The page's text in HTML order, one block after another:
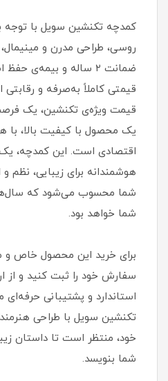
کمدچه تکنشین سویل با
روسی، طراحی مدرن و
ضمانت ۲ ساله و بیمه‌ی
قیمتی کاملاً به‌صرفه و
قیمت ویژه‌ی تکنشین، یک
یک محصول با کیفیت بالا، با
اقتصادی است. این کمدچه،
هوشمندانه برای زیبایی، نظم
شما محسوب می‌شود که سال‌ها
شما خواهد بود.
برای خرید این محصول خاص و
سفارش خود را ثبت کنید و از
استاندارد و پشتیبانی
تکنشین سویل با طراحی
خود، منتظر است تا داستان
شما بنویسد.